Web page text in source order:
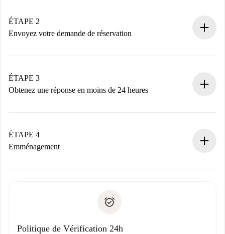
Vous disposez à l’avance de toutes les informations
nécessaires.
ÉTAPE 2
Envoyez votre demande de réservation
Nous ne vous facturerons rien tant que le propriétaire
n’aura pas accepté.
ÉTAPE 3
Obtenez une réponse en moins de 24 heures
contact avec le propriétaire.
Si refusé : aucun prélèvement et nous vous proposerons
Justificatif de solvabilité
ÉTAPE 4
Emménagement
uniquement si aucun problème n'est signalé.
Politique de Vérification 24h